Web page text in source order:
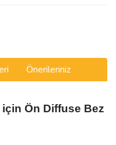
Önerileriniz
Ön Diffuse Bez